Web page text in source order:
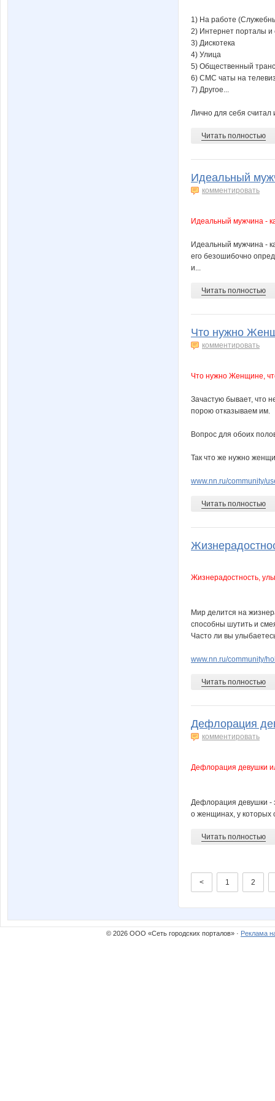
1) На работе
2) Интернет порталы и
3) Дискотека
4) Улица
5) Общественный
6) СМС чаты на
7) Другое...
Лично для себя считал
Читать полностью
Идеальный
комментировать
Идеальный мужчина -
Идеальный мужчина -
его безошибочно
и...
Читать полностью
Что нужно
комментировать
Что нужно Женщине,
Зачастую бывает, что
порою отказываем им.
Вопрос для обоих
Так что же нужно
www.nn.ru/community/
Читать полностью
Жизнерадостность,
Мир делится на
способны шутить и
Часто ли вы
www.nn.ru/community/
Читать полностью
Дефлорация
комментировать
Дефлорация девушки
Дефлорация девушки -
о женщинах, у которых
Читать полностью
< 1 2
© 2026 ООО «Сеть городских порталов» · Реклама